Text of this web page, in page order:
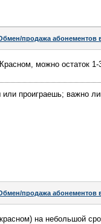
продажа абонементов
можно остаток
проиграешь; важно
продажа абонементов
на небольшой